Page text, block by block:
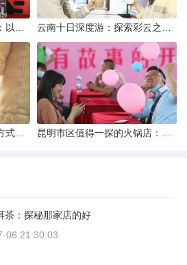
茶：探秘那家店的好
06 21:30:03